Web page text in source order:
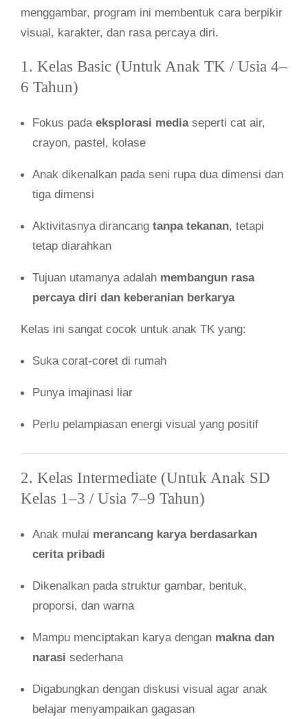
menggambar, program ini membentuk cara berpikir
visual, karakter, dan rasa percaya diri.
1. Kelas Basic (Untuk Anak TK / Usia 4–
6 Tahun)
Fokus pada eksplorasi mediaseperti cat air,
crayon, pastel, kolase
Anak dikenalkan pada seni rupa dua dimensi dan
tiga dimensi
Aktivitasnya dirancang tanpa tekanan, tetapi
tetap diarahkan
Tujuan utamanya adalah membangun rasa
percaya diri dan keberanian berkarya
Kelas ini sangat cocok untuk anak TK yang:
Suka corat-coret di rumah
Punya imajinasi liar
Perlu pelampiasan energi visual yang positif
2. Kelas Intermediate (Untuk Anak SD
Kelas 1–3 / Usia 7–9 Tahun)
Anak mulai merancang karya berdasarkan
cerita pribadi
Dikenalkan pada struktur gambar, bentuk,
proporsi, dan warna
Mampu menciptakan karya dengan makna dan
narasi sederhana
Digabungkan dengan diskusi visual agar anak
belajar menyampaikan gagasan